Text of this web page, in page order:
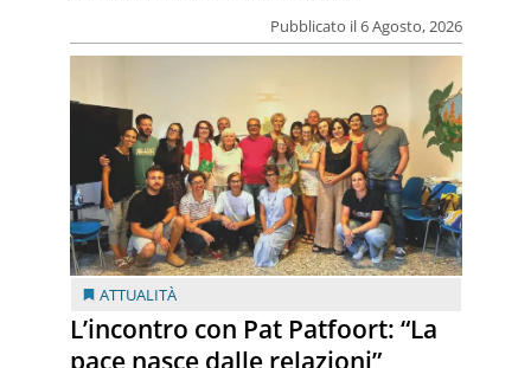
Pubblicato il 6 Agosto, 2026
ATTUALITÀ
L’incontro con Pat Patfoort: “La
pace nasce dalle relazioni”